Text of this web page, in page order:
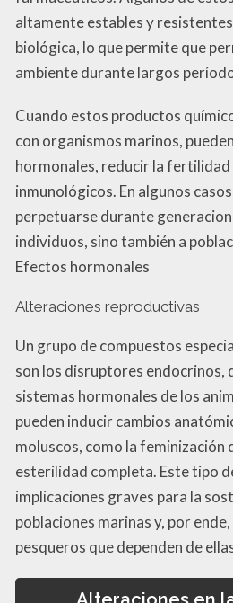
altamente estables y
biológica, lo que permite que
ambiente durante largos
Cuando estos productos
con organismos marinos,
hormonales, reducir la
inmunológicos. En algunos
perpetuarse durante
individuos, sino también a
Efectos hormonales
Alteraciones reproductivas
Un grupo de compuestos
son los disruptores endocrinos,
sistemas hormonales de los
pueden inducir cambios
moluscos, como la feminización
esterilidad completa. Este tipo
implicaciones graves para la
poblaciones marinas y, por
pesqueros que dependen de